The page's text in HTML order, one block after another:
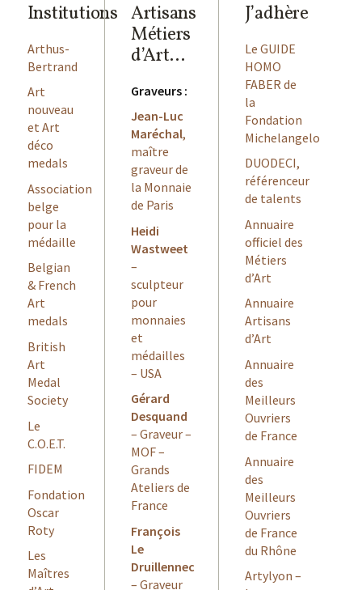
Institutions
Arthus-
Bertrand
Art
nouveau
et Art
déco
medals
Association
belge
pour la
médaille
Belgian
& French
Art
medals
British
Art
Medal
Society
Le
C.O.E.T.
FIDEM
Fondation
Oscar
Roty
Les
Maîtres
Artisans
Métiers
d’Art…
Graveurs :
Jean-Luc
Maréchal,
maître
graveur de
la Monnaie
de Paris
Heidi
Wastweet
–
sculpteur
pour
monnaies
et
médailles
– USA
Gérard
Desquand
– Graveur –
MOF –
Grands
Ateliers de
France
François
Le
Druillennec
– Graveur
J’adhère
Le GUIDE
HOMO
FABER de
la
Fondation
Michelangelo
DUODECI,
référenceur
de talents
Annuaire
officiel des
Métiers
d’Art
Annuaire
Artisans
d’Art
Annuaire
des
Meilleurs
Ouvriers
de France
Annuaire
des
Meilleurs
Ouvriers
de France
du Rhône
Artylyon –